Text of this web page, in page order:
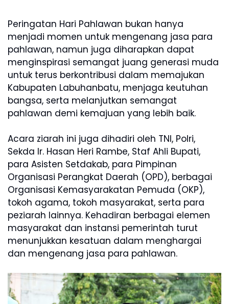
Peringatan Hari Pahlawan bukan hanya
menjadi momen untuk mengenang jasa para
pahlawan, namun juga diharapkan dapat
menginspirasi semangat juang generasi muda
untuk terus berkontribusi dalam memajukan
Kabupaten Labuhanbatu, menjaga keutuhan
bangsa, serta melanjutkan semangat
pahlawan demi kemajuan yang lebih baik.
Acara ziarah ini juga dihadiri oleh TNI, Polri,
Sekda Ir. Hasan Heri Rambe, Staf Ahli Bupati,
para Asisten Setdakab, para Pimpinan
Organisasi Perangkat Daerah (OPD), berbagai
Organisasi Kemasyarakatan Pemuda (OKP),
tokoh agama, tokoh masyarakat, serta para
peziarah lainnya. Kehadiran berbagai elemen
masyarakat dan instansi pemerintah turut
menunjukkan kesatuan dalam menghargai
dan mengenang jasa para pahlawan.